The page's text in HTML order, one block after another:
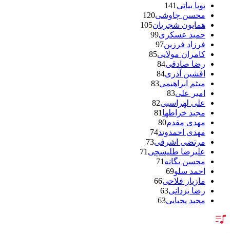
پویا بیاتی 141
محسن چاوشی120
همایون شجریان105
حمید عسکری99
فرزاد فرزین97
کامران مولایی85
رضا صادقی84
افشین آذری84
میثم ابراهیمی83
امیر علی83
علی لهراسبی82
مجید خراطها 81
مهدی مقدم80
مهدی احمدوند74
مرتضی اشرفی73
علیرضا طلیسچی 71
محسن یگانه 71
احمد سلو69
مازیار فلاحی66
رضا یزدانی63
مجید یحیایی63